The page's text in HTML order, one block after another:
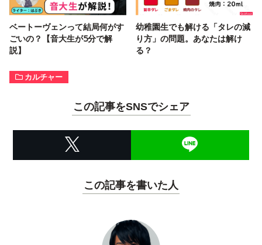
ベートーヴェンって結局何がす
ごいの？【音大生が5分で解
説】
幼稚園生でも解ける「タレの減
り方」の問題。あなたは解け
る？
カルチャー
この記事をSNSでシェア
この記事を書いた人